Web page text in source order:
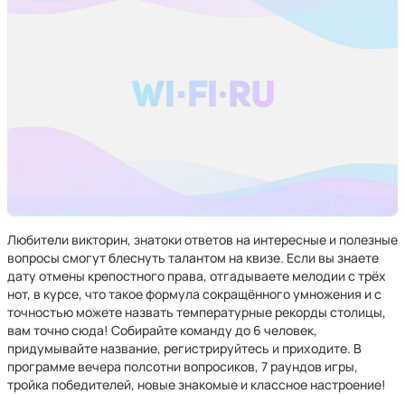
Любители викторин, знатоки ответов на интересные и полезные
вопросы смогут блеснуть талантом на квизе. Если вы знаете
дату отмены крепостного права, отгадываете мелодии с трёх
нот, в курсе, что такое формула сокращённого умножения и с
точностью можете назвать температурные рекорды столицы,
вам точно сюда! Собирайте команду до 6 человек,
придумывайте название, регистрируйтесь и приходите. В
программе вечера полсотни вопросиков, 7 раундов игры,
тройка победителей, новые знакомые и классное настроение!